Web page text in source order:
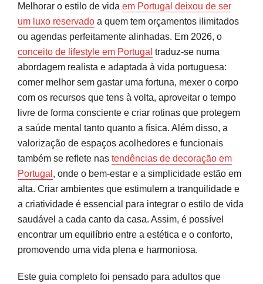
Fundamentos de uma vida saudável: hábitos
que sustentam tudo o resto
Alimentação no dia a dia: como comer melhor
Gastronomia saudável ao estilo português:
reinventar sem perder o sabor
Atividade física e combate ao sedentarismo:
mexer-se mais em contexto real
Fitness com orçamento controlado: ginásios,
treino em casa e espaços públicos
Ginásios low cost: o equilíbrio entre estrutura e preço
Melhorar o estilo de vida em Portugal deixou de ser
um luxo reservado a quem tem orçamentos ilimitados
ou agendas perfeitamente alinhadas. Em 2026, o
conceito de lifestyle em Portugal traduz-se numa
abordagem realista e adaptada à vida portuguesa:
comer melhor sem gastar uma fortuna, mexer o corpo
com os recursos que tens à volta, aproveitar o tempo
livre de forma consciente e criar rotinas que protegem
a saúde mental tanto quanto a física. Além disso, a
valorização de espaços acolhedores e funcionais
também se reflete nas tendências de decoração em
Portugal , onde o bem-estar e a simplicidade estão em
alta. Criar ambientes que estimulem a tranquilidade e
a criatividade é essencial para integrar o estilo de vida
saudável a cada canto da casa. Assim, é possível
encontrar um equilíbrio entre a estética e o conforto,
promovendo uma vida plena e harmoniosa.
Este guia completo foi pensado para adultos que